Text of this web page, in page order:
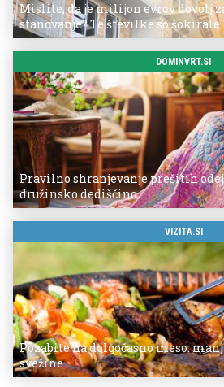
Mislite, da je milijon evrov dovolj
stanovanje? Te številke so šokirale
DOMINVRT.SI
Pravilno shranjevanje prešitih
družinsko dediščino
VIZITA.SI
Pozabite na dolgočasno meso: manj
svežine